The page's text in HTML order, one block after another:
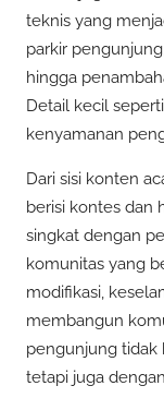
teknis yang
parkir
hingga
Detail kecil
kenyamanan
Dari sisi konten
berisi kontes dan
singkat dengan
komunitas yang
modifikasi,
membangun
pengunjung tidak
tetapi juga